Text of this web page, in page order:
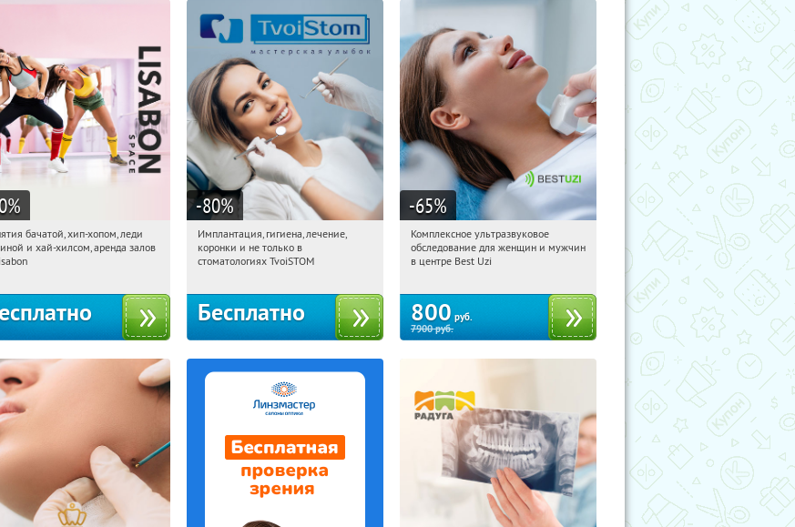
%
10:43:36 Получили:
Разумовская
бачатой, хип-хопом, леди
и хай-хилсом, аренда залов
-80%
10:43:36 Получили:
Цветной бульвар
Имплантация, гигиена, лечение,
коронки и не только в
стоматологиях TvoiSTOM
Бесплатно
-65%
10:43:36 Купили:
Арбатская
Комплексное ультразвуковое
обследование для женщин и мужчин
в центре Best Uzi
800 руб.
7900руб.